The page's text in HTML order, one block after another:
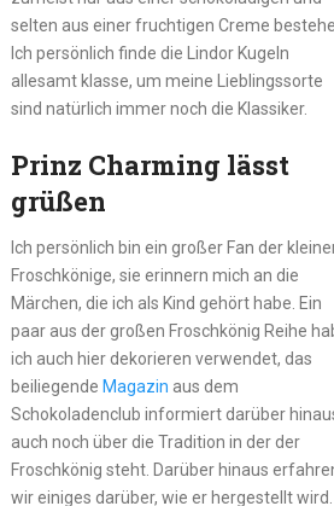
selten aus einer fruchtigen Creme
Ich persönlich finde die Lindor Kugeln
allesamt klasse, um meine Lieblingssorte
sind natürlich immer noch die Klassiker.
Prinz Charming lässt
grüßen
Ich persönlich bin ein großer Fan der
Froschkönige, sie erinnern mich an die
Märchen, die ich als Kind gehört habe. Ein
paar aus der großen Froschkönig Reihe
ich auch hier dekorieren verwendet, das
beiliegende Magazin aus dem
Schokoladenclub informiert darüber
auch noch über die Tradition in der der
Froschkönig steht. Darüber hinaus
wir einiges darüber, wie er hergestellt wird.